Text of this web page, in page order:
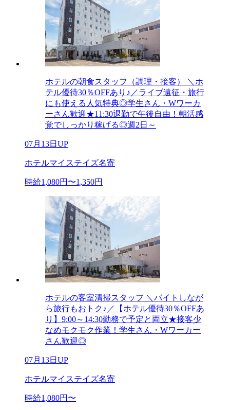
ホテルの朝食スタッフ（調理・接客） ＼ホ
テル優待30％OFFあり♪／ライブ遠征・旅行
にも使える人気特典◎学生さん・Wワーカ
ーさん歓迎★11:30退勤で午後自由！朝活感
覚でしっかり稼げる◎週2日～
07月13日UP
ホテルマイステイズ名寄
時給1,080円〜1,350円
ホテルの客室清掃スタッフ ＼バイトしなが
ら旅行もおトク♪／【ホテル優待30％OFFあ
り】9:00～14:30勤務で予定と両立★接客少
なめモクモク作業！学生さん・Wワーカー
さん歓迎◎
07月13日UP
ホテルマイステイズ名寄
時給1,080円〜